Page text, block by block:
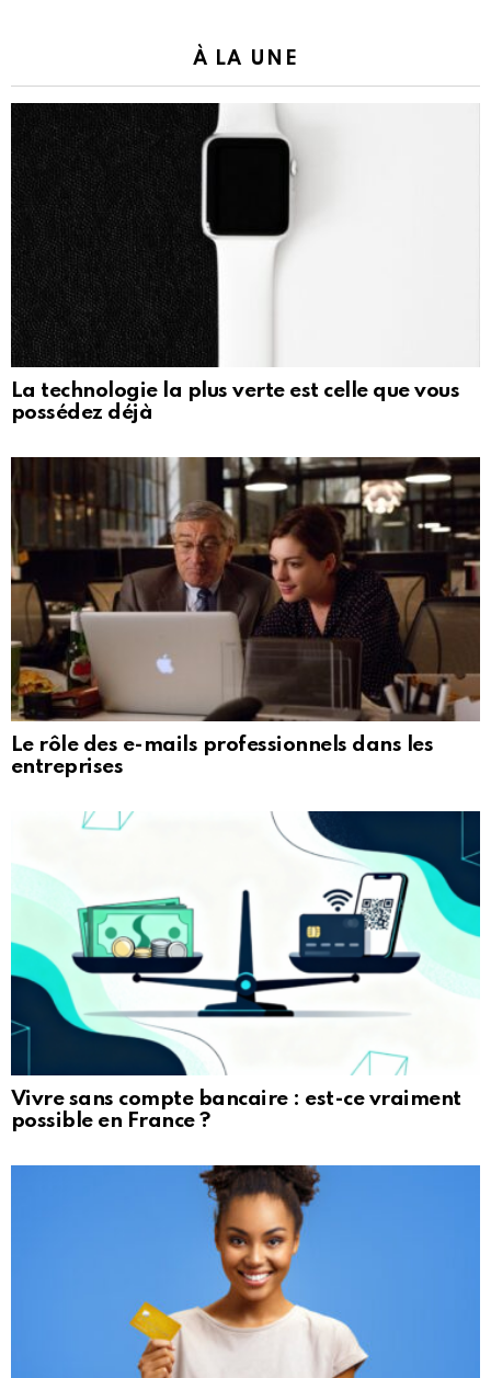
À LA UNE
La technologie la plus verte est celle que vous
possédez déjà
Le rôle des e-mails professionnels dans les
entreprises
Vivre sans compte bancaire : est-ce vraiment
possible en France ?